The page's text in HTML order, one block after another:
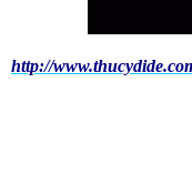
http://